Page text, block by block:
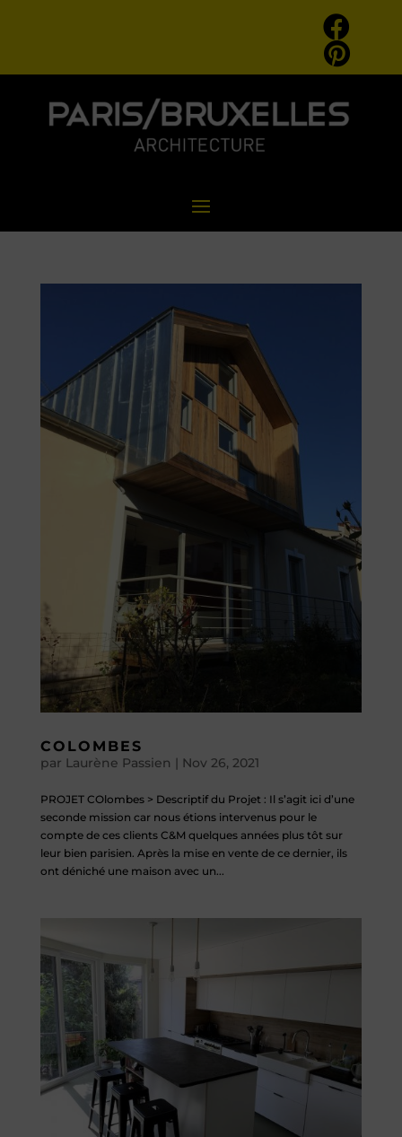
COLOMBES
par Laurène Passien | Nov 26, 2021
PROJET COlombes > Descriptif du Projet : Il s’agit ici d’une
seconde mission car nous étions intervenus pour le
compte de ces clients C&M quelques années plus tôt sur
leur bien parisien. Après la mise en vente de ce dernier, ils
ont déniché une maison avec un...